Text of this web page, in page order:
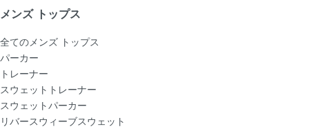
メンズ トップス
全てのメンズ トップス
パーカー
トレーナー
スウェットトレーナー
スウェットパーカー
リバースウィーブスウェット